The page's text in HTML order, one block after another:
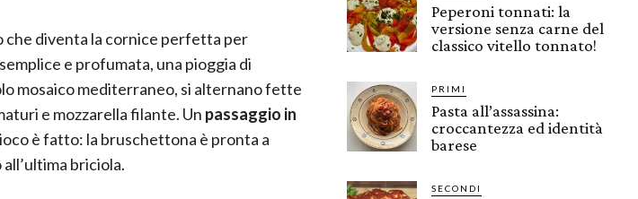
che diventa la cornice perfetta per
e profumata, una pioggia di
mosaico mediterraneo, si alternano fette
e mozzarella filante. Un passaggio in
è fatto: la bruschettona è pronta a
briciola.
Peperoni tonnati: la
versione senza carne del
classico vitello tonnato!
PRIMI
Pasta all’assassina:
croccantezza ed identità
barese
SECONDI